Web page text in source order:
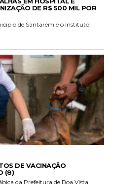
DE R$ 500 MIL POR
de Santarém e o Instituto
DE VACINAÇÃO
(8)
da Prefeitura de Boa Vista